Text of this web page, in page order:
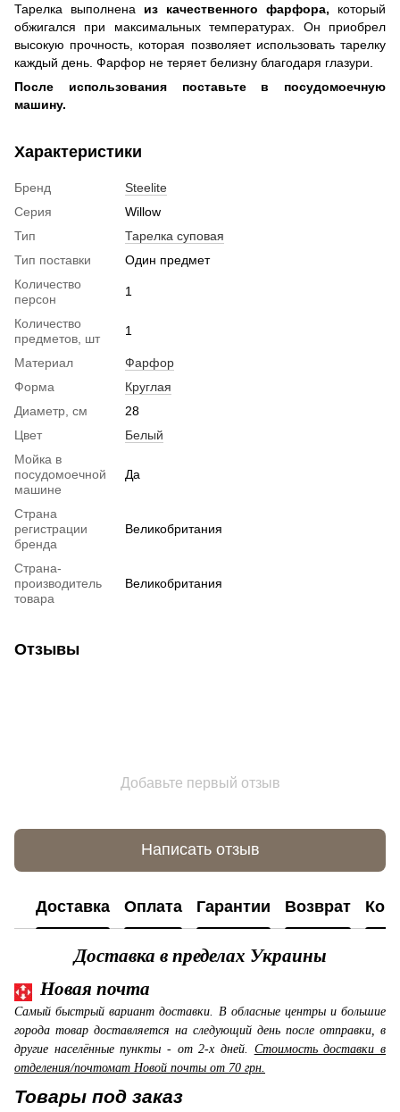
Тарелка выполнена из качественного фарфора, который
обжигался при максимальных температурах. Он приобрел
высокую прочность, которая позволяет использовать тарелку
каждый день. Фарфор не теряет белизну благодаря глазури.
После использования поставьте в посудомоечную
машину.
Характеристики
Бренд
Steelite
Серия
Willow
Тип
Тарелка суповая
Тип поставки
Один предмет
Количество
персон
1
Количество
предметов, шт
1
Материал
Фарфор
Форма
Круглая
Диаметр, см
28
Цвет
Белый
Мойка в
посудомоечной
машине
Да
Страна
регистрации
бренда
Великобритания
Страна-
производитель
товара
Великобритания
Отзывы
Добавьте первый отзыв
Написать отзыв
Доставка Оплата Гарантии Возврат
Доставка в пределах Украины
Новая почта
Самый быстрый вариант доставки. В обласные центры и большие
города товар доставляется на следующий день после отправки, в
другие населённые пункты - от 2-х дней. Стоимость доставки в
отделения/почтомат Новой почты от 70 грн.
Товары под заказ